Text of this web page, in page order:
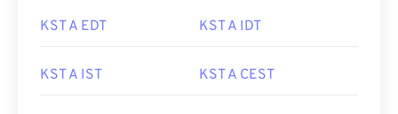
KST A EDT KST A IDT
KST A IST KST A CEST